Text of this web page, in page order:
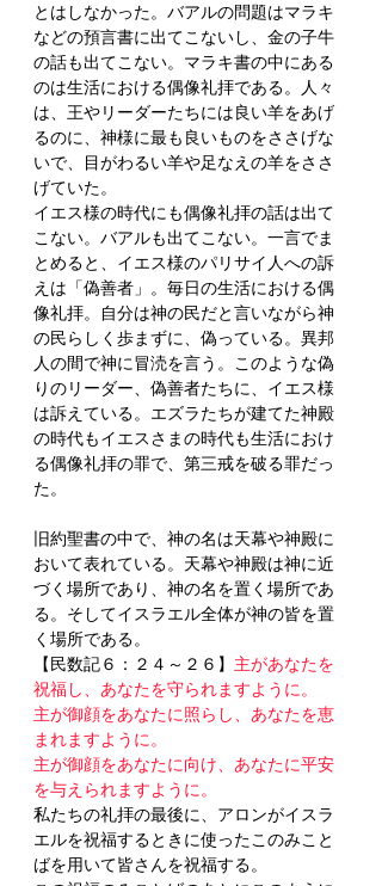
とはしなかった。バアルの問題はマラキ
などの預言書に出てこないし、金の子牛
の話も出てこない。マラキ書の中にある
のは生活における偶像礼拝である。人々
は、王やリーダーたちには良い羊をあげ
るのに、神様に最も良いものをささげな
いで、目がわるい羊や足なえの羊をささ
げていた。
イエス様の時代にも偶像礼拝の話は出て
こない。バアルも出てこない。一言でま
とめると、イエス様のパリサイ人への訴
えは「偽善者」。毎日の生活における偶
像礼拝。自分は神の民だと言いながら神
の民らしく歩まずに、偽っている。異邦
人の間で神に冒涜を言う。このような偽
りのリーダー、偽善者たちに、イエス様
は訴えている。エズラたちが建てた神殿
の時代もイエスさまの時代も生活におけ
る偶像礼拝の罪で、第三戒を破る罪だっ
た。
旧約聖書の中で、神の名は天幕や神殿に
おいて表れている。天幕や神殿は神に近
づく場所であり、神の名を置く場所であ
る。そしてイスラエル全体が神の皆を置
く場所である。
【民数記６：２４～２６】 主があなたを
祝福し、あなたを守られますように。
主が御顔をあなたに照らし、あなたを恵
まれますように。
主が御顔をあなたに向け、あなたに平安
を与えられますように。
私たちの礼拝の最後に、アロンがイスラ
エルを祝福するときに使ったこのみこと
ばを用いて皆さんを祝福する。